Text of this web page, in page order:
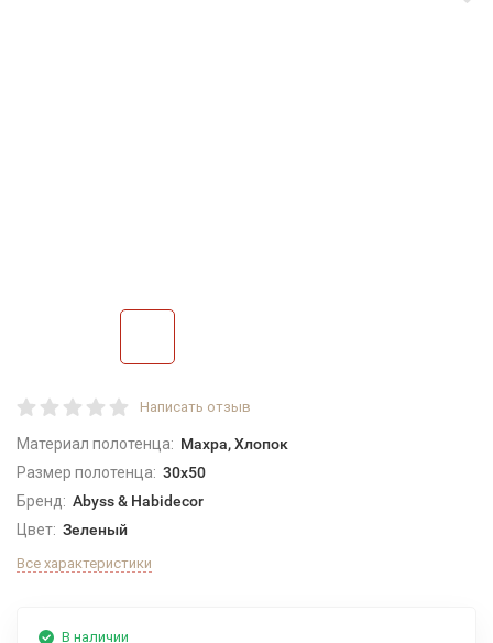
Написать отзыв
Материал полотенца: Махра, Хлопок
Размер полотенца: 30x50
Бренд: Abyss & Habidecor
Цвет: Зеленый
Все характеристики
В наличии